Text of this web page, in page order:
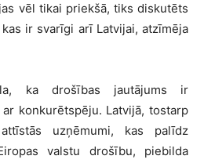
vēl tikai priekšā, tiks diskutēts
ir svarīgi arī Latvijai, atzīmēja
ka drošības jautājums ir
konkurētspēju. Latvijā, tostarp
uzņēmumi, kas palīdz
valstu drošību, piebilda